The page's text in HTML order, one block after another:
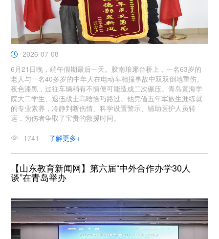
2026-07-08
6月21日晚，端午假期最后一天。胶南琅琊台桥上，一名63岁的
老人与一名40多岁的中年人在电动车相撞事故中双双倒地重伤。
夜色漆黑，过往车辆稍有不慎便可能造成二次碾压。青岛黄海学
院大二学生、退伍战士高晗恰巧路过。他凭借五年军旅生涯练就
的专业素养，冷静判断伤情、科学设置警示、辅助医护人员转
运，为伤者争取了宝贵的救援时间。
1741 了解更多+
【山东教育新闻网】第六届“中外合作办学30人
谈”在青岛举办